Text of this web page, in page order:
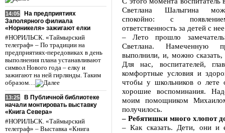
14:05
На предприятиях
Заполярного филиала
«Норникеля» зажигают елки
#НОРИЛЬСК. «Таймырский
телеграф» – По традиции на
предприятиях-передовиках в день
выполнения плана устанавливают
символ Нового года – елку и
зажигают на ней гирлянды. Таким
образом…
13:25
В Публичной библиотеке
начали монтировать выставку
«Книга Севера»
#НОРИЛЬСК. «Таймырский
телеграф» – Выставка «Книга
Светлана Шалыгина
спокойно: с
ответственность за детей с
– Лето прошло
Светлана. Намеченную
выполнили, и, можно сказать,
Для нас, воспитателей,
комфортные условия и
чтобы у школьников о лете
хорошие воспоминания.
моим помощником
получилось.
– Ребятишки много хлопот
– Как сказать. Дети, они и